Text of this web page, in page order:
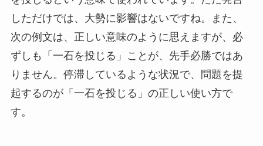
しただけでは、大勢に影響はないですね。また、
次の例文は、正しい意味のように思えますが、必
ずしも「一石を投じる」ことが、先手必勝ではあ
りません。停滞しているような状況で、問題を提
起するのが「一石を投じる」の正しい使い方で
す。